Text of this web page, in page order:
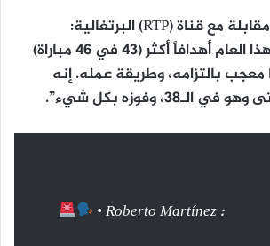
وقال مارتينيز في مقابلة مع قناة (RTP) البرتغالية:
“كريستيانو سجل هذا العام أهدافاً أكثر (43 في 46 مباراة)
معجب بالتزامه، وطريقة عمله. إنه
وفوزه بكل شيء”.
• Roberto Martínez :